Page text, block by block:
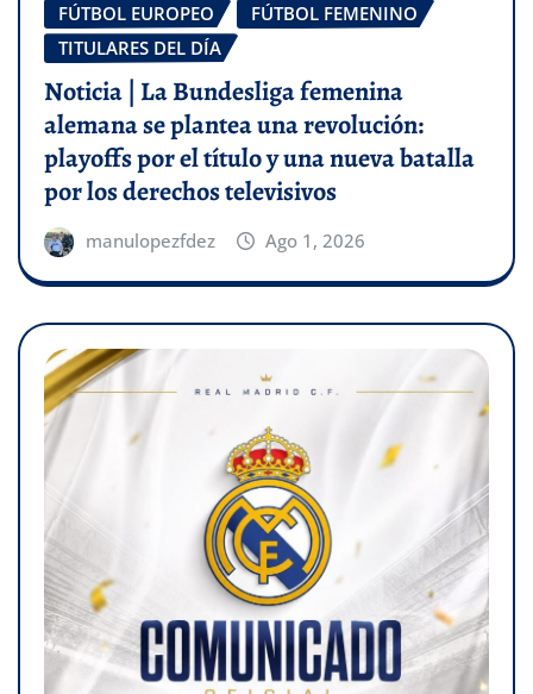
FÚTBOL EUROPEO
FÚTBOL FEMENINO
TITULARES DEL DÍA
Noticia | La Bundesliga femenina
alemana se plantea una revolución:
playoffs por el título y una nueva batalla
por los derechos televisivos
manulopezfdez Ago 1, 2026